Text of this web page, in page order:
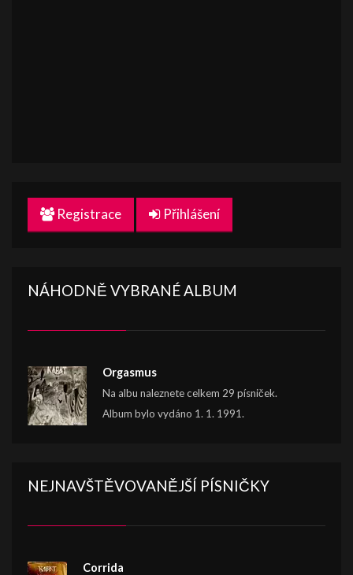
Registrace Přihlášení
NÁHODNĚ VYBRANÉ ALBUM
Orgasmus
Na albu naleznete celkem 29 písniček.
Album bylo vydáno 1. 1. 1991.
NEJNAVŠTĚVOVANĚJŠÍ PÍSNIČKY
Corrida